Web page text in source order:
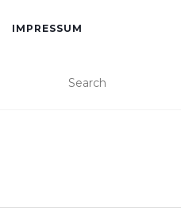
IMPRESSUM